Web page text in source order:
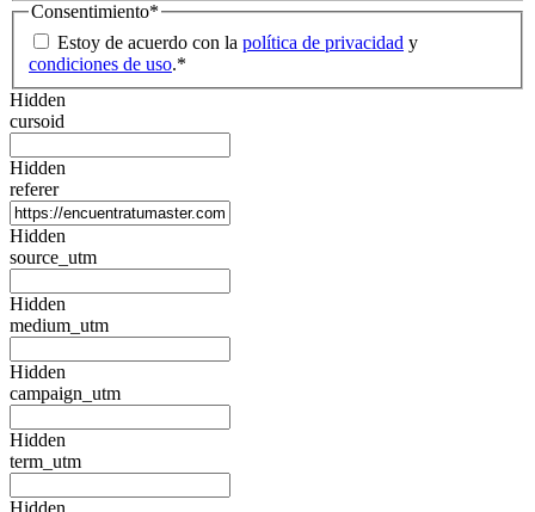
Consentimiento*
Estoy de acuerdo con la política de privacidad y
condiciones de uso.*
Hidden
cursoid
Hidden
referer
Hidden
source_utm
Hidden
medium_utm
Hidden
campaign_utm
Hidden
term_utm
Hidden